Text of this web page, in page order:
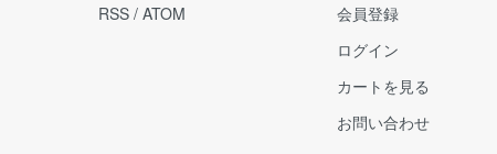
RSS / ATOM
会員登録
ログイン
カートを見る
お問い合わせ